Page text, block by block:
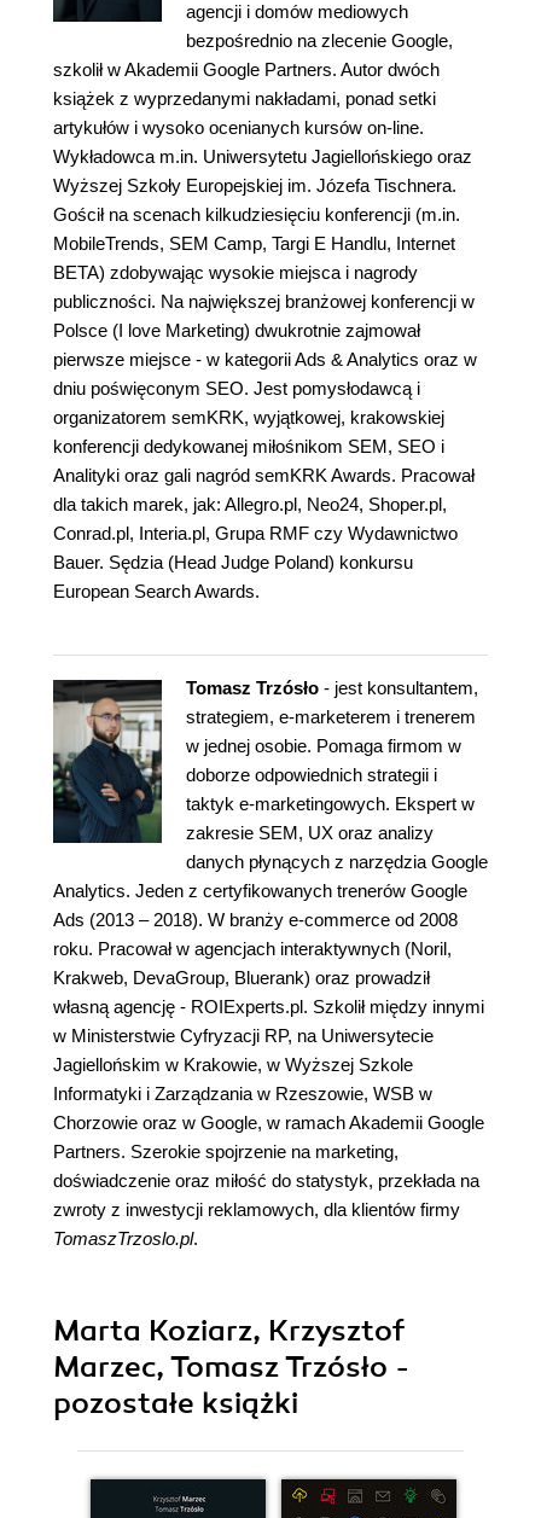
agencji i domów mediowych
bezpośrednio na zlecenie Google,
szkolił w Akademii Google Partners. Autor dwóch
książek z wyprzedanymi nakładami, ponad setki
artykułów i wysoko ocenianych kursów on-line.
Wykładowca m.in. Uniwersytetu Jagiellońskiego oraz
Wyższej Szkoły Europejskiej im. Józefa Tischnera.
Gościł na scenach kilkudziesięciu konferencji (m.in.
MobileTrends, SEM Camp, Targi E Handlu, Internet
BETA) zdobywając wysokie miejsca i nagrody
publiczności. Na największej branżowej konferencji w
Polsce (I love Marketing) dwukrotnie zajmował
pierwsze miejsce - w kategorii Ads & Analytics oraz w
dniu poświęconym SEO. Jest pomysłodawcą i
organizatorem semKRK, wyjątkowej, krakowskiej
konferencji dedykowanej miłośnikom SEM, SEO i
Analityki oraz gali nagród semKRK Awards. Pracował
dla takich marek, jak: Allegro.pl, Neo24, Shoper.pl,
Conrad.pl, Interia.pl, Grupa RMF czy Wydawnictwo
Bauer. Sędzia (Head Judge Poland) konkursu
European Search Awards.
Tomasz Trzósło - jest konsultantem,
strategiem, e-marketerem i trenerem
w jednej osobie. Pomaga firmom w
doborze odpowiednich strategii i
taktyk e-marketingowych. Ekspert w
zakresie SEM, UX oraz analizy
danych płynących z narzędzia Google
Analytics. Jeden z certyfikowanych trenerów Google
Ads (2013 – 2018). W branży e-commerce od 2008
roku. Pracował w agencjach interaktywnych (Noril,
Krakweb, DevaGroup, Bluerank) oraz prowadził
własną agencję - ROIExperts.pl. Szkolił między innymi
w Ministerstwie Cyfryzacji RP, na Uniwersytecie
Jagiellońskim w Krakowie, w Wyższej Szkole
Informatyki i Zarządzania w Rzeszowie, WSB w
Chorzowie oraz w Google, w ramach Akademii Google
Partners. Szerokie spojrzenie na marketing,
doświadczenie oraz miłość do statystyk, przekłada na
zwroty z inwestycji reklamowych, dla klientów firmy
TomaszTrzoslo.pl.
Marta Koziarz, Krzysztof
Marzec, Tomasz Trzósło -
pozostałe książki